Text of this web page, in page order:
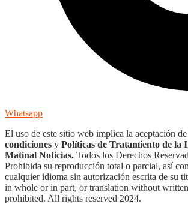
Whatsapp
El uso de este sitio web implica la aceptación
condiciones y Políticas de Tratamiento de la
Matinal Noticias. Todos los Derechos
Prohibida su reproducción total o parcial, así
cualquier idioma sin autorización escrita de su
in whole or in part, or translation without
prohibited. All rights reserved 2024.